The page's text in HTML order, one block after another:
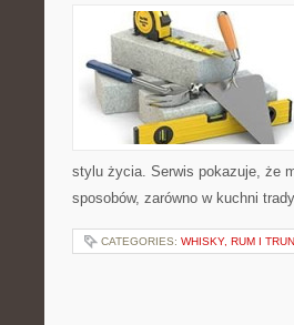
stylu życia. Serwis pokazuje, że
sposobów, zarówno w kuchni
CATEGORIES: WHISKY, RUM I